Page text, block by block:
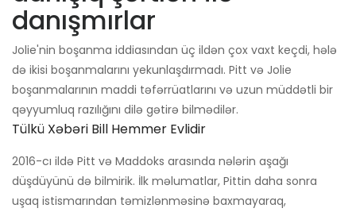
danışmırlar
Jolie'nin boşanma iddiasından üç ildən çox vaxt keçdi, hələ
də ikisi boşanmalarını yekunlaşdırmadı. Pitt və Jolie
boşanmalarının maddi təfərrüatlarını və uzun müddətli bir
qəyyumluq razılığını dilə gətirə bilmədilər.
Tülkü Xəbəri Bill Hemmer Evlidir
2016-cı ildə Pitt və Maddoks arasında nələrin aşağı
düşdüyünü də bilmirik. İlk məlumatlar, Pittin daha sonra
uşaq istismarından təmizlənməsinə baxmayaraq,